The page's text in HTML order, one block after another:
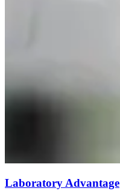
Laboratory Advantage